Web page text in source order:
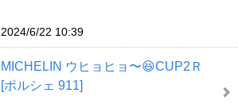
2024/6/22 10:39
MICHELIN ウヒョヒョ〜😆CUP2Ｒ
[ポルシェ 911]